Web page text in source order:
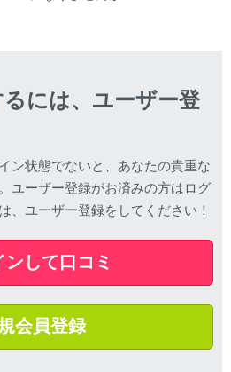
には、ユーザー登
ン状態でないと、あなたの貴重な
ユーザー登録がお済みの方はログ
、ユーザー登録をしてください！
ンして口コミ
会員登録